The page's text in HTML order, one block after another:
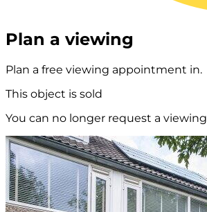
Plan a viewing
Plan a free viewing appointment in.
This object is sold
You can no longer request a viewing